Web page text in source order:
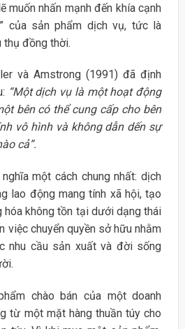
muốn nhấn mạnh đến khía cạnh
của sản phẩm dịch vụ, tức là
đồng thời.
và Amstrong ̣(1991) đã định
“Một dịch vụ là một hoạt động
bên có thể cung cấp cho bên
vô hình và không dẫn dến sự
cả”.
một cách chung nhất: dịch
lao động mang tính xã hội, tạo
hóa không tồn tại dưới dạng thái
việc chuyển quyền sở hữu nhằm
nhu cầu sản xuất và đời sống
chào bán của một doanh
từ một mặt hàng thuần túy cho